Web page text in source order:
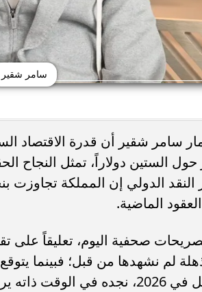
سامر شقير
سامر شقير أن قدرة
النقد الدولي إن المملكة تجاوزت
الماضية.
صحفية اليوم، تعليقاً على
لم نشهدها من قبل؛ فبينما
62.1 دولار للبرميل في 2026،